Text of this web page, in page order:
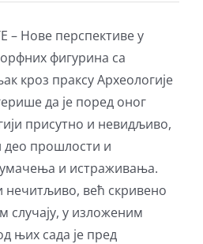
Нове перспективе у
фигурина са
кроз праксу Археологије
да је поред оног
присутно и невидљиво,
део прошлости и
и истраживања.
већ скривено
случају, у изложеним
њих сада је пред